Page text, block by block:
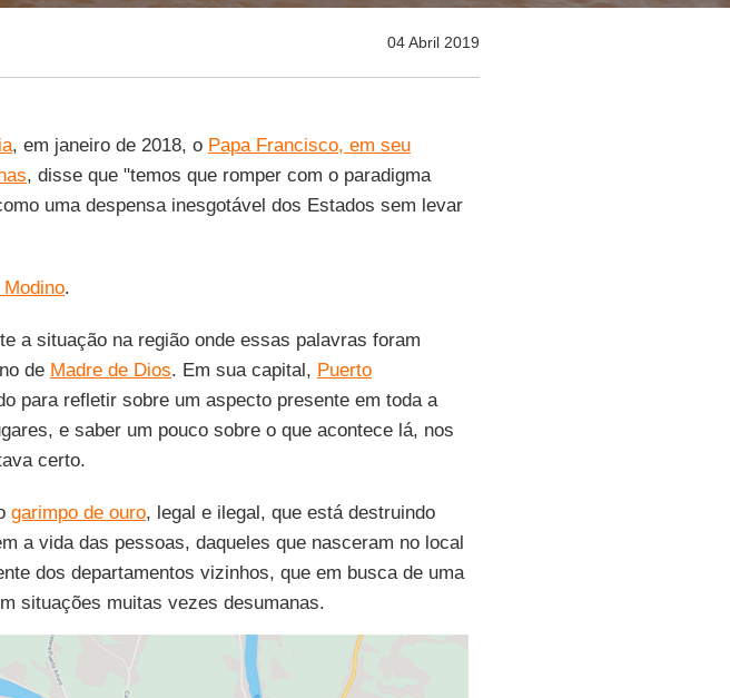
04 Abril 2019
, em janeiro de 2018, o Papa Francisco, em seu
, disse que "temos que romper com o paradigma
uma despensa inesgotável dos Estados sem levar
.
a situação na região onde essas palavras foram
de Madre de Dios. Em sua capital, Puerto
para refletir sobre um aspecto presente em toda a
e saber um pouco sobre o que acontece lá, nos
certo.
garimpo de ouro, legal e ilegal, que está destruindo
a vida das pessoas, daqueles que nasceram no local
dos departamentos vizinhos, que em busca de uma
situações muitas vezes desumanas.